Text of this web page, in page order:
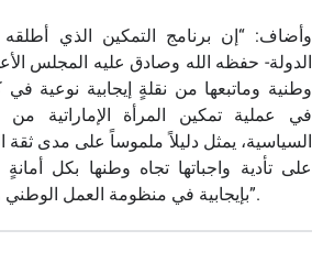
وأضاف: “إن برنامج التمكين الذي
الدولة- حفظه الله وصادق عليه المجلس
وطنية وماتبعها من نقلةٍ إيجابية نوعية
في عملية تمكين المرأة الإماراتية
السياسية، يمثل دليلاً ملموساً على مدى ثقة
على تأدية واجباتها تجاه وطنها بكل
بإيجابية في منظومة العمل الوطني وفي عملية صنع القرار”.​